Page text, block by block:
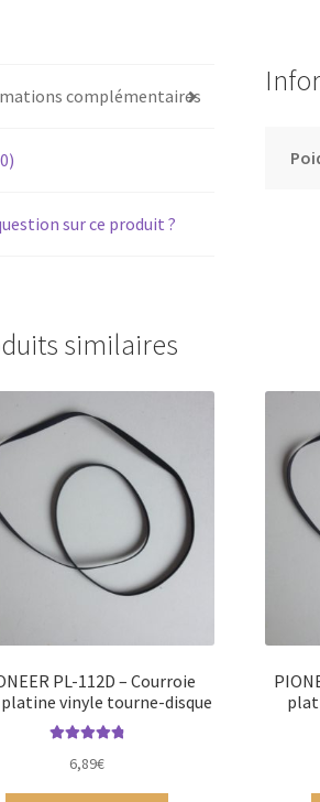
complémentaires
sur ce produit ?
similaires
PL-112D – Courroie
vinyle tourne-disque
5
6,89€